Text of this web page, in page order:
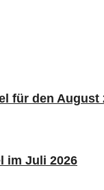
für den August
im Juli 2026